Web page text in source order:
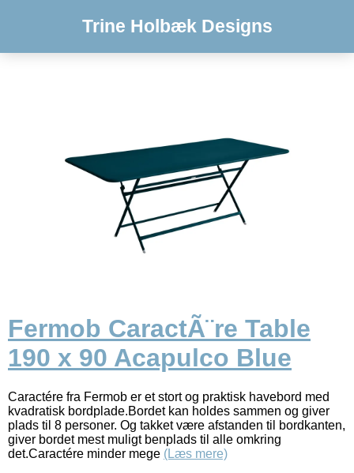
Trine Holbæk Designs
Fermob CaractÃ¨re Table
190 x 90 Acapulco Blue
Caractére fra Fermob er et stort og praktisk havebord med
kvadratisk bordplade.Bordet kan holdes sammen og giver
plads til 8 personer. Og takket være afstanden til bordkanten,
giver bordet mest muligt benplads til alle omkring
det.Caractére minder mege (Læs mere)